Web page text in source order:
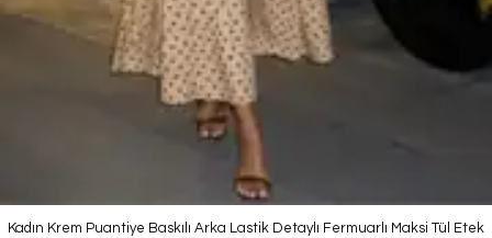
Kadın Krem Puantiye Baskılı Arka Lastik Detaylı Fermuarlı Maksi Tül Etek